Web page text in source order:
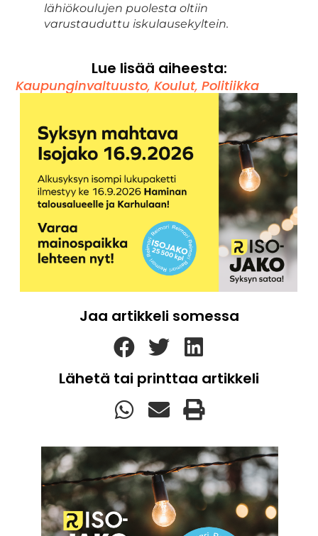
lähiökoulujen puolesta oltiin
varustauduttu iskulausekyltein.
Lue lisää aiheesta:
Kaupunginvaltuusto,Koulut,Politiikka
Jaa artikkeli somessa
Lähetä tai printtaa artikkeli